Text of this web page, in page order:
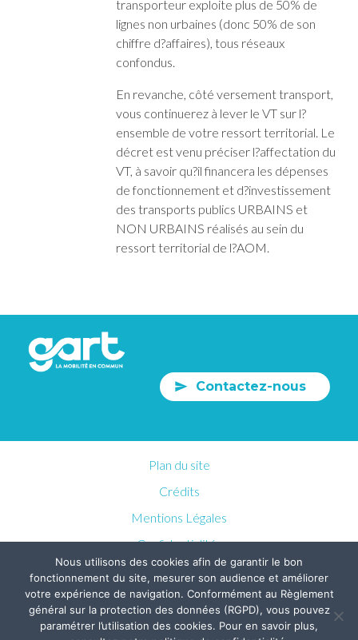
transporteur exploite plus de 50% de
lignes non urbaines (donc 50% de son
chiffre d?affaires), tous réseaux
confondus.
En revanche, côté versement transport,
vous continuerez à lever le VT sur l?
ensemble de votre ressort territorial. Le
décret est venu préciser l?affectation du
VT, à savoir qu?il financera les dépenses
de fonctionnement et d?investissement
des transports publics URBAINS et
NON URBAINS réalisés au sein du
ressort territorial de l?AOM.
Contactez-nous
Plan du site
Crédits
Mentions Légales
Confidentialités
Nous utilisons des cookies afin de garantir le bon
fonctionnement du site, mesurer son audience et améliorer
votre expérience de navigation. Conformément au Règlement
général sur la protection des données (RGPD), vous pouvez
paramétrer l’utilisation des cookies. Pour en savoir plus,